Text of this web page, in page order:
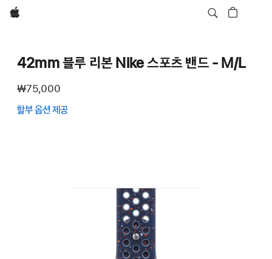
Apple
42mm 블루 리본 Nike 스포츠 밴드 - M/L
₩75,000
할부 옵션 제공